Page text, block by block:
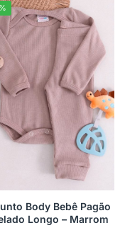
Body Bebê Pagão
Longo – Marrom